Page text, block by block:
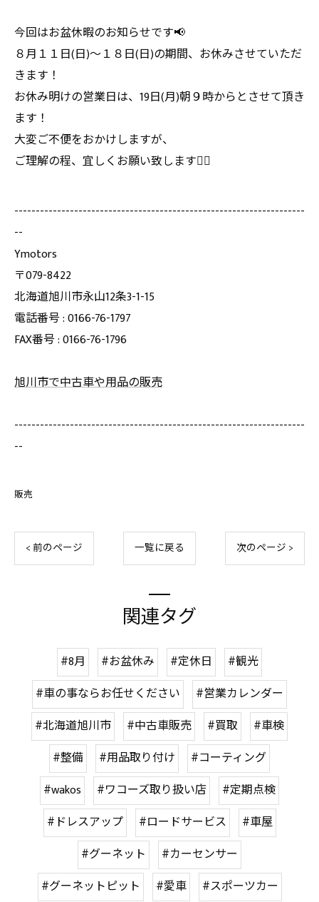
今回はお盆休暇のお知らせです📢
８月１１日(日)～１８日(日)の期間、お休みさせていただ
きます！
お休み明けの営業日は、19日(月)朝９時からとさせて頂き
ます！
大変ご不便をおかけしますが、
ご理解の程、宜しくお願い致します🙇‍♂️
--------------------------------------------------------------------
--
Ymotors
〒079-8422
北海道旭川市永山12条3-1-15
電話番号 : 0166-76-1797
FAX番号 : 0166-76-1796
旭川市で中古車や用品の販売
--------------------------------------------------------------------
--
販売
< 前のページ 一覧に戻る 次のページ >
関連タグ
#8月 #お盆休み #定休日
#観光
#車の事ならお任せください
#営業カレンダー
#北海道旭川市
#中古車販売 #買取
#車検
#整備
#用品取り付け
#コーティング
#wakos
#ワコーズ取り扱い店
#定期点検
#ドレスアップ
#ロードサービス
#車屋
#グーネット
#カーセンサー
#グーネットピット
#愛車
#スポーツカー